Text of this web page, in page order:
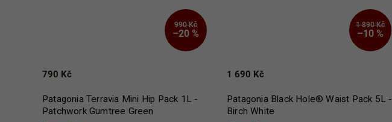
990 Kč
–20 %
Patagonia Terravia Mini Hip Pack 1L -
Patchwork Gumtree Green
790 Kč
1 890 Kč
–10 %
Patagonia Black Hole® Waist Pack 5L -
Birch White
1 690 Kč